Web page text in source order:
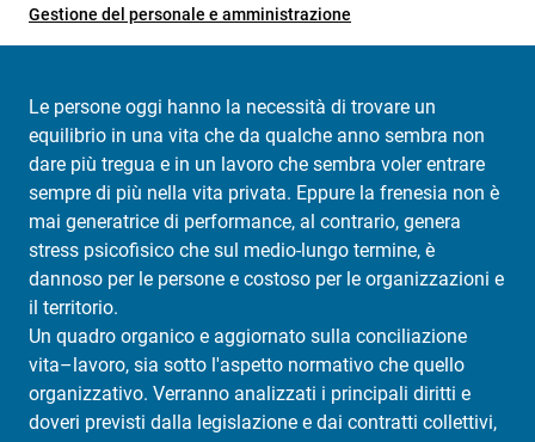
Gestione del personale e amministrazione
Le persone oggi hanno la necessità di trovare un
equilibrio in una vita che da qualche anno sembra non
dare più tregua e in un lavoro che sembra voler entrare
sempre di più nella vita privata. Eppure la frenesia non è
mai generatrice di performance, al contrario, genera
stress psicofisico che sul medio-lungo termine, è
dannoso per le persone e costoso per le organizzazioni e
il territorio.
Un quadro organico e aggiornato sulla conciliazione
vita–lavoro, sia sotto l'aspetto normativo che quello
organizzativo. Verranno analizzati i principali diritti e
doveri previsti dalla legislazione e dai contratti collettivi,